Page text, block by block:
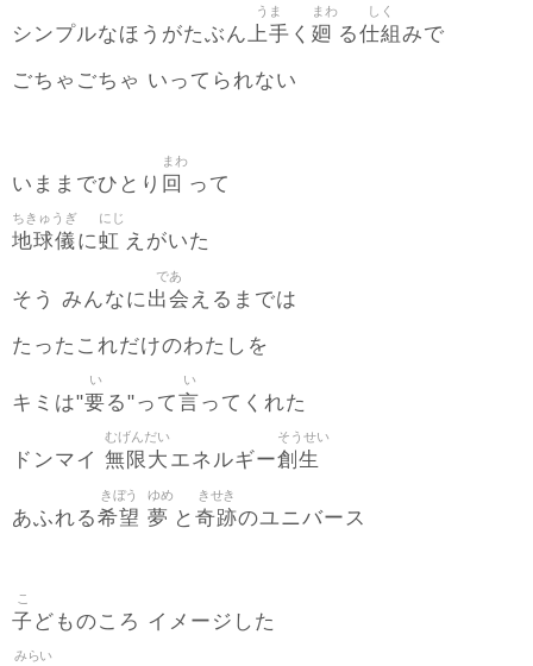
シンプルなほうがたぶん 上手
うま
く 廻
まわ
る仕組
しく
みで
ごちゃごちゃ いってられない
いままでひとり 回
まわ
って
地球儀
ちきゅうぎ
に虹
にじ
えがいた
そう みんなに出会
であ
えるまでは
たったこれだけのわたしを
キミは"要
い
る"って言
い
ってくれた
ドンマイ 無限大
むげんだい
エネルギー創生
そうせい
あふれる希望
きぼう
夢
ゆめ
と 奇跡
きせき
のユニバース
子
こ
どものころ イメージした
みらい